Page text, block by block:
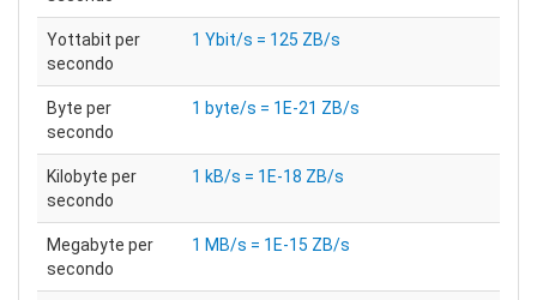
Yottabit per
secondo
1 Ybit/s = 125 ZB/s
Byte per
secondo
1 byte/s = 1E-21 ZB/s
Kilobyte per
secondo
1 kB/s = 1E-18 ZB/s
Megabyte per
secondo
1 MB/s = 1E-15 ZB/s